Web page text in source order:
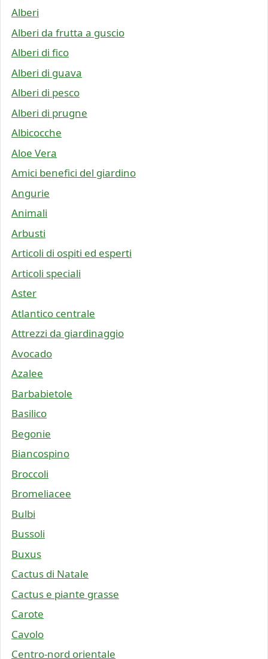
Alberi
Alberi da frutta a guscio
Alberi di fico
Alberi di guava
Alberi di pesco
Alberi di prugne
Albicocche
Aloe Vera
Amici benefici del giardino
Angurie
Animali
Arbusti
Articoli di ospiti ed esperti
Articoli speciali
Aster
Atlantico centrale
Attrezzi da giardinaggio
Avocado
Azalee
Barbabietole
Basilico
Begonie
Biancospino
Broccoli
Bromeliacee
Bulbi
Bussoli
Buxus
Cactus di Natale
Cactus e piante grasse
Carote
Cavolo
Centro-nord orientale